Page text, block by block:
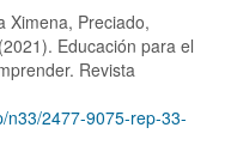
Ximena, Preciado,
Educación para el
Revista
n33/2477-9075-rep-33-